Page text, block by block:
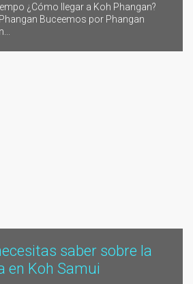
¿Cómo llegar a Koh Phangan?
Buceemos por Phangan
saber sobre la
en Koh Samui